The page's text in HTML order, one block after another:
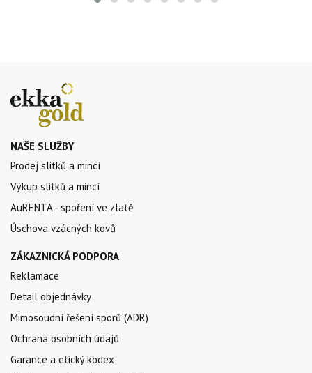
NAŠE SLUŽBY
Prodej slitků a mincí
Výkup slitků a mincí
AuRENTA - spoření ve zlatě
Úschova vzácných kovů
ZÁKAZNICKÁ PODPORA
Reklamace
Detail objednávky
Mimosoudní řešení sporů (ADR)
Ochrana osobních údajů
Garance a etický kodex